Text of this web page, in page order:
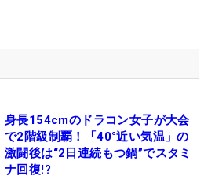
身長154cmのドラコン女子が大会
で2階級制覇！「40°近い気温」の
激闘後は“2日連続もつ鍋”でスタミ
ナ回復!?